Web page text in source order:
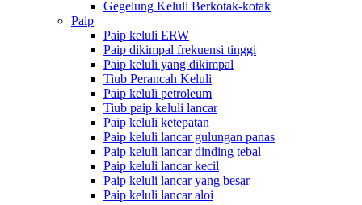
Gegelung Keluli Berkotak-kotak
Paip
Paip keluli ERW
Paip dikimpal frekuensi tinggi
Paip keluli yang dikimpal
Tiub Perancah Keluli
Paip keluli petroleum
Tiub paip keluli lancar
Paip keluli ketepatan
Paip keluli lancar gulungan panas
Paip keluli lancar dinding tebal
Paip keluli lancar kecil
Paip keluli lancar yang besar
Paip keluli lancar aloi